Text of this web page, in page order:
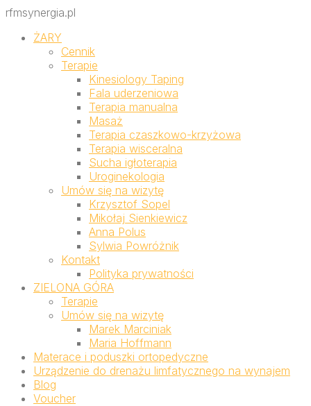
rfmsynergia.pl
ŻARY
Cennik
Terapie
Kinesiology Taping
Fala uderzeniowa
Terapia manualna
Masaż
Terapia czaszkowo-krzyżowa
Terapia wisceralna
Sucha igłoterapia
Uroginekologia
Umów się na wizytę
Krzysztof Sopel
Mikołaj Sienkiewicz
Anna Polus
Sylwia Powróżnik
Kontakt
Polityka prywatności
ZIELONA GÓRA
Terapie
Umów się na wizytę
Marek Marciniak
Maria Hoffmann
Materace i poduszki ortopedyczne
Urządzenie do drenażu limfatycznego na wynajem
Blog
Voucher